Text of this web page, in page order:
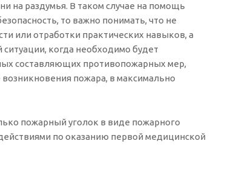
на раздумья. В таком случае на помощь
то важно понимать, что не
или отработки практических навыков, а
когда необходимо будет
составляющих противопожарных мер,
пожара, в максимально
пожарный уголок в виде пожарного
по оказанию первой медицинской